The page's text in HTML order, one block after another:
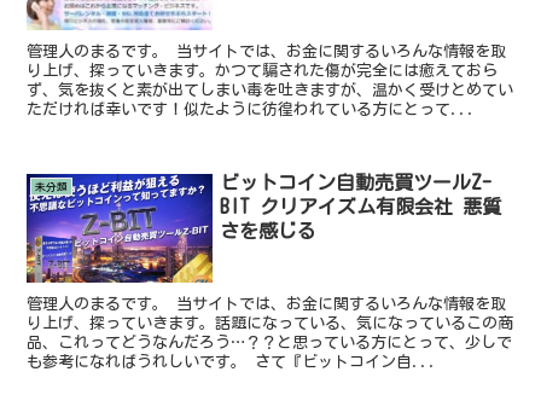
管理人のまるです。 当サイトでは、お金に関するいろんな情報を取
り上げ、探っていきます。かつて騙された傷が完全には癒えておら
ず、気を抜くと素が出てしまい毒を吐きますが、温かく受けとめてい
ただければ幸いです！似たように彷徨われている方にとって...
未分類
ビットコイン自動売買ツールZ-
BIT クリアイズム有限会社 悪質
さを感じる
管理人のまるです。 当サイトでは、お金に関するいろんな情報を取
り上げ、探っていきます。話題になっている、気になっているこの商
品、これってどうなんだろう…？？と思っている方にとって、少しで
も参考になればうれしいです。 さて『ビットコイン自...